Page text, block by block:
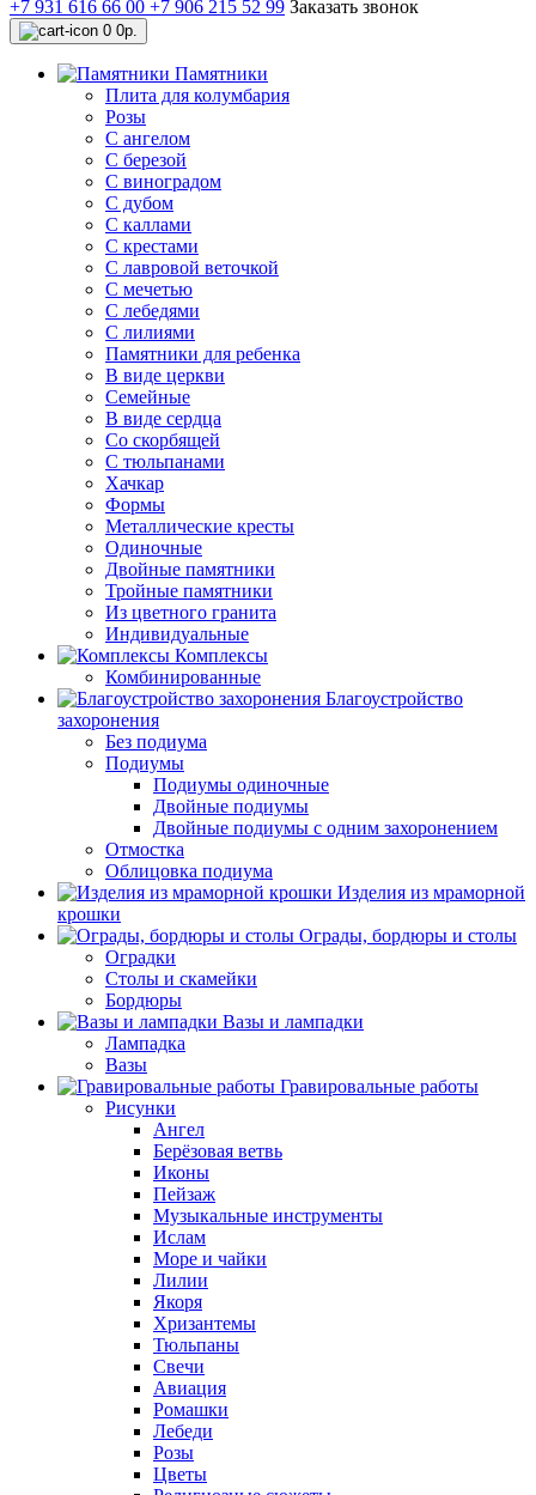
+7 931 616 66 00 +7 906 215 52 99 Заказать звонок
0 0р.
Памятники
Плита для колумбария
Розы
C ангелом
C березой
С виноградом
С дубом
С каллами
С крестами
С лавровой веточкой
С мечетью
C лебедями
С лилиями
Памятники для ребенка
В виде церкви
Семейные
В виде сердца
Со скорбящей
С тюльпанами
Хачкар
Формы
Металлические кресты
Одиночные
Двойные памятники
Тройные памятники
Из цветного гранита
Индивидуальные
Комплексы
Комбинированные
Благоустройство
захоронения
Без подиума
Подиумы
Подиумы одиночные
Двойные подиумы
Двойные подиумы с одним захоронением
Отмостка
Облицовка подиума
Изделия из мраморной
крошки
Ограды, бордюры и столы
Оградки
Столы и скамейки
Бордюры
Вазы и лампадки
Лампадка
Вазы
Гравировальные работы
Рисунки
Ангел
Берёзовая ветвь
Иконы
Пейзаж
Музыкальные инструменты
Ислам
Море и чайки
Лилии
Якоря
Хризантемы
Тюльпаны
Свечи
Авиация
Ромашки
Лебеди
Розы
Цветы